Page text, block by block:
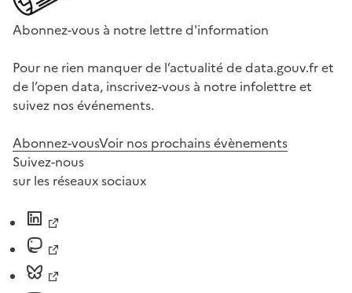
Abonnez-vous à notre lettre d'information
Pour ne rien manquer de l’actualité de data.gouv.fr et
de l’open data, inscrivez-vous à notre infolettre et
suivez nos événements.
Abonnez-vousVoir nos prochains évènements
Suivez-nous
sur les réseaux sociaux